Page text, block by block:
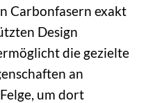
Carbonfasern exakt
Design
die gezielte
an
um dort